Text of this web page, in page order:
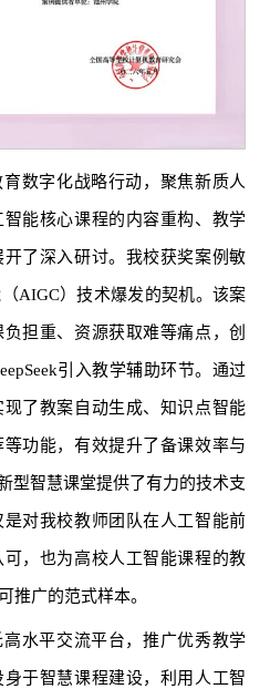
数字化战略行动，聚焦新质人
能核心课程的内容重构、教学
了深入研讨。我校获奖案例敏
AIGC）技术爆发的契机。该案
担重、资源获取难等痛点，创
引入教学辅助环节。通过
了教案自动生成、知识点智能
功能，有效提升了备课效率与
型智慧课堂提供了有力的技术支
对我校教师团队在人工智能前
，也为高校人工智能课程的教
推广的范式样本。
水平交流平台，推广优秀教学
于智慧课程建设，利用人工智